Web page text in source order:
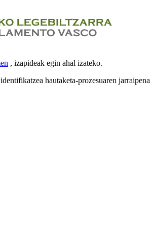
, izapideak egin ahal izateko.
hautaketa-prozesuaren